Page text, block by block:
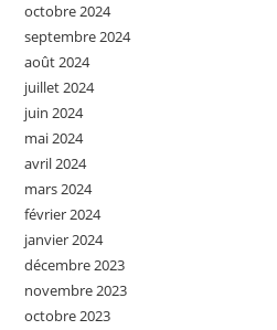
octobre 2024
septembre 2024
août 2024
juillet 2024
juin 2024
mai 2024
avril 2024
mars 2024
février 2024
janvier 2024
décembre 2023
novembre 2023
octobre 2023